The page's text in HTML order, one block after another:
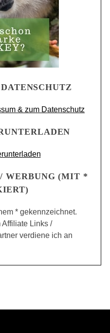
& zum Datenschutz
WERBUNG (MIT *
* gekennzeichnet.
Affiliate Links /
verdiene ich an